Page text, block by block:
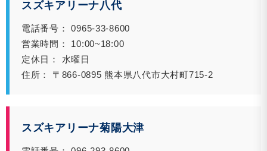
スズキアリーナ八代
電話番号： 0965-33-8600
営業時間： 10:00~18:00
定休日： 水曜日
住所： 〒866-0895 熊本県八代市大村町715-2
スズキアリーナ菊陽大津